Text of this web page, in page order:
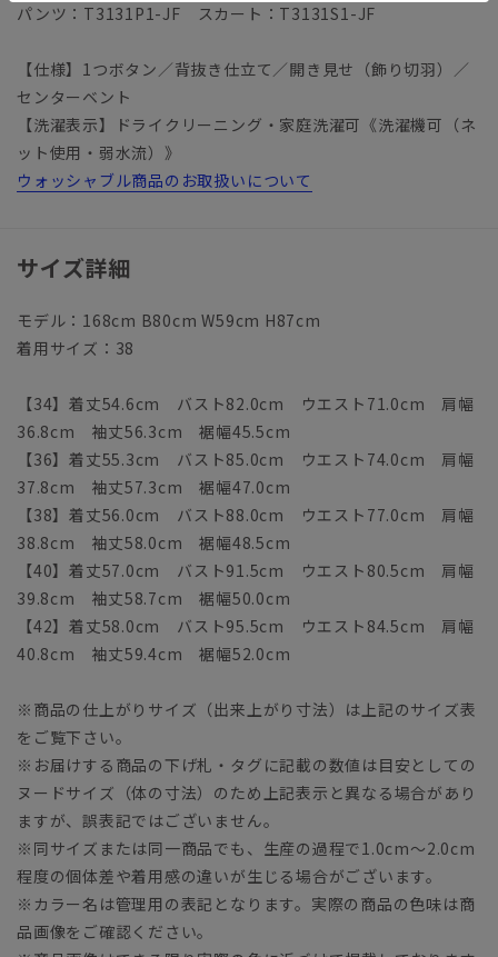
パンツ：T3131P1-JF スカート：T3131S1-JF
【仕様】1つボタン／背抜き仕立て／開き見せ（飾り切羽）／
センターベント
【洗濯表示】ドライクリーニング・家庭洗濯可《洗濯機可（ネ
ット使用・弱水流）》
ウォッシャブル商品のお取扱いについて
サイズ詳細
モデル：168cm B80cm W59cm H87cm
着用サイズ：38
【34】着丈54.6cm バスト82.0cm ウエスト71.0cm 肩幅
36.8cm 袖丈56.3cm 裾幅45.5cm
【36】着丈55.3cm バスト85.0cm ウエスト74.0cm 肩幅
37.8cm 袖丈57.3cm 裾幅47.0cm
【38】着丈56.0cm バスト88.0cm ウエスト77.0cm 肩幅
38.8cm 袖丈58.0cm 裾幅48.5cm
【40】着丈57.0cm バスト91.5cm ウエスト80.5cm 肩幅
39.8cm 袖丈58.7cm 裾幅50.0cm
【42】着丈58.0cm バスト95.5cm ウエスト84.5cm 肩幅
40.8cm 袖丈59.4cm 裾幅52.0cm
※商品の仕上がりサイズ（出来上がり寸法）は上記のサイズ表
をご覧下さい。
※お届けする商品の下げ札・タグに記載の数値は目安としての
ヌードサイズ（体の寸法）のため上記表示と異なる場合があり
ますが、誤表記ではございません。
※同サイズまたは同一商品でも、生産の過程で1.0cm～2.0cm
程度の個体差や着用感の違いが生じる場合がございます。
※カラー名は管理用の表記となります。実際の商品の色味は商
品画像をご確認ください。